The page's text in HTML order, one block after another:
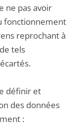
ne pas avoir
fonctionnement
reprochant à
tels
définir et
des données
: